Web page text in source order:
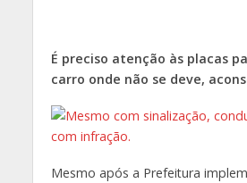
É preciso atenção às placas
carro onde não se deve,
Mesmo após a Prefeitura